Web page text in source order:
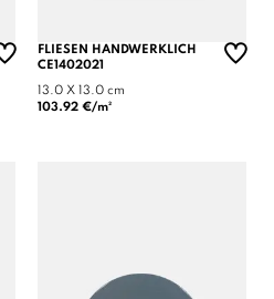
FLIESEN HANDWERKLICH
CE1402021
13.0 X 13.0 cm
103.92 €/m²